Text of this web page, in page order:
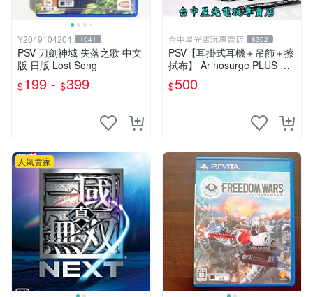
Y2049104204 1041
PSV 刀劍神域 失落之歌 中文
版 日版 Lost Song
$199 - $399
台中星光電玩專賣店 6302
PSV【耳掛式耳機＋吊飾＋擦
拭布】 Ar nosurge PLUS 獻
給誕生之星的祈禱詩 【限定
特典升級包】台中星光電玩
$500
人氣賣家